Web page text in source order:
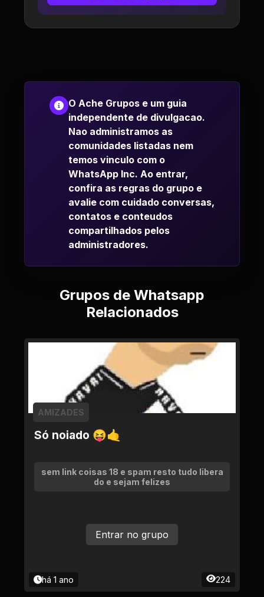
O Ache Grupos e um guia
independente de divulgacao.
Nao administramos as
comunidades listadas nem
temos vinculo com o
WhatsApp Inc. Ao entrar,
confira as regras do grupo e
avalie com cuidado conversas,
contatos e conteudos
compartilhados pelos
administradores.
Grupos de Whatsapp
Relacionados
Só noiado 😝🤙
AMIZADES
sem link coisas 18 e spam resto tudo libera
do e sejam felizes
há 1 ano 224
Entrar no grupo